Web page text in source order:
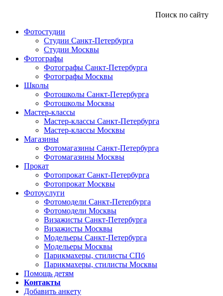
Поиск по сайту
Фотостудии
Студии Санкт-Петербурга
Студии Москвы
Фотографы
Фотографы Санкт-Петербурга
Фотографы Москвы
Школы
Фотошколы Санкт-Петербурга
Фотошколы Москвы
Мастер-классы
Мастер-классы Санкт-Петербурга
Мастер-классы Москвы
Магазины
Фотомагазины Санкт-Петербурга
Фотомагазины Москвы
Прокат
Фотопрокат Санкт-Петербурга
Фотопрокат Москвы
Фотоуслуги
Фотомодели Санкт-Петербурга
Фотомодели Москвы
Визажисты Санкт-Петербурга
Визажисты Москвы
Модельеры Санкт-Петербурга
Модельеры Москвы
Парикмахеры, стилисты СПб
Парикмахеры, стилисты Москвы
Помощь детям
Контакты
Добавить анкету